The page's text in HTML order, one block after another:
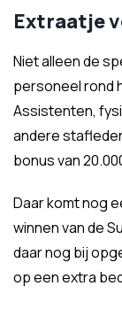
Extraatje
Niet alleen de
personeel rond
Assistenten,
andere
bonus van
Daar komt nog
winnen van de
daar nog bij
op een extra